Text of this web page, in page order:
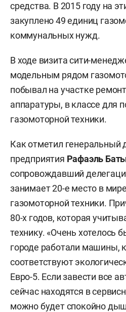
средства. В 2015 году на
закуплено 49 единиц
коммунальных нужд.
В ходе визита сити-
модельным рядом
побывал на участке
аппаратуры, в классе для
газомоторной техники.
Как отметил генеральный
предприятия Рафаэль
сопровождавший
занимает 20-е место в
газомоторной техники.
80-х годов, которая
технику. «Очень хотелось
городе работали машины,
соответствуют
Евро-5. Если завести все
сейчас находятся в
можно будет спокойно